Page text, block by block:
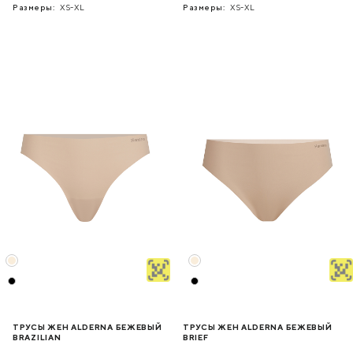
Размеры: XS-XL
Размеры: XS-XL
ТРУСЫ ЖЕН ALDERNA БЕЖЕВЫЙ
BRAZILIAN
ТРУСЫ ЖЕН ALDERNA БЕЖЕВЫЙ
BRIEF